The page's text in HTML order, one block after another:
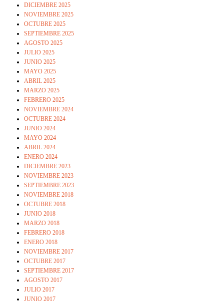
DICIEMBRE 2025
NOVIEMBRE 2025
OCTUBRE 2025
SEPTIEMBRE 2025
AGOSTO 2025
JULIO 2025
JUNIO 2025
MAYO 2025
ABRIL 2025
MARZO 2025
FEBRERO 2025
NOVIEMBRE 2024
OCTUBRE 2024
JUNIO 2024
MAYO 2024
ABRIL 2024
ENERO 2024
DICIEMBRE 2023
NOVIEMBRE 2023
SEPTIEMBRE 2023
NOVIEMBRE 2018
OCTUBRE 2018
JUNIO 2018
MARZO 2018
FEBRERO 2018
ENERO 2018
NOVIEMBRE 2017
OCTUBRE 2017
SEPTIEMBRE 2017
AGOSTO 2017
JULIO 2017
JUNIO 2017